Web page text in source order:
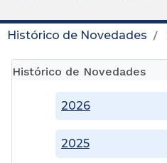
Histórico de Novedades
Histórico de Novedades
2025
2026